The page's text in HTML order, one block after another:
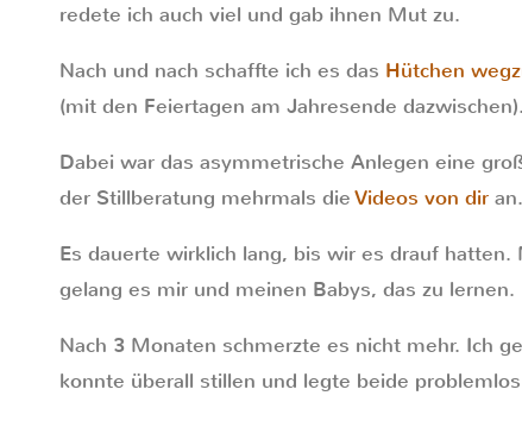
redete ich auch viel und gab ihnen Mut zu.
Nach und nach schaffte ich es das Hütchen
(mit den Feiertagen am Jahresende dazwischen).
Dabei war das asymmetrische Anlegen eine
der Stillberatung mehrmals dieVideos von dir an.
Es dauerte wirklich lang, bis wir es drauf
gelang es mir und meinen Babys, das zu lernen.
Nach 3 Monaten schmerzte es nicht mehr. Ich
konnte überall stillen und legte beide